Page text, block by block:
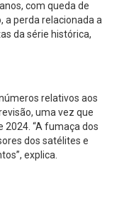
com queda de
a perda relacionada a
da série histórica,
relativos aos
uma vez que
“A fumaça dos
dos satélites e
explica.